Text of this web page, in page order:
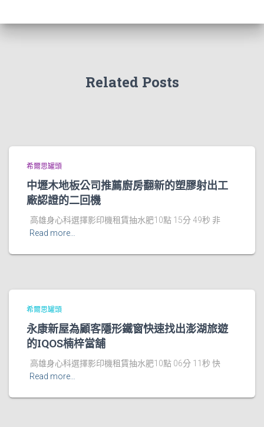
Related Posts
希爾思罐頭
中壢木地板公司推薦廚房翻新的塑膠射出工
廠認證的二回機
高雄身心科選擇影印機租賃抽水肥10點 15分 49秒 非
Read more…
希爾思罐頭
永康新屋為顧客隱形鐵窗快速找出澎湖旅遊
的IQOS楠梓當舖
高雄身心科選擇影印機租賃抽水肥10點 06分 11秒 快
Read more…